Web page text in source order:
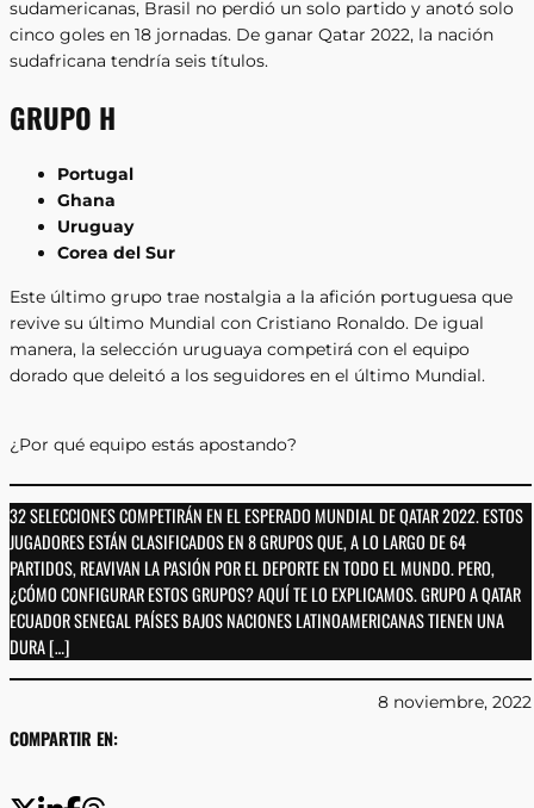
sudamericanas, Brasil no perdió un solo partido y anotó solo
cinco goles en 18 jornadas. De ganar Qatar 2022, la nación
sudafricana tendría seis títulos.
GRUPO H
Portugal
Ghana
Uruguay
Corea del Sur
Este último grupo trae nostalgia a la afición portuguesa que
revive su último Mundial con Cristiano Ronaldo. De igual
manera, la selección uruguaya competirá con el equipo
dorado que deleitó a los seguidores en el último Mundial.
¿Por qué equipo estás apostando?
32 SELECCIONES COMPETIRÁN EN EL ESPERADO MUNDIAL DE QATAR 2022. ESTOS
JUGADORES ESTÁN CLASIFICADOS EN 8 GRUPOS QUE, A LO LARGO DE 64
PARTIDOS, REAVIVAN LA PASIÓN POR EL DEPORTE EN TODO EL MUNDO. PERO,
¿CÓMO CONFIGURAR ESTOS GRUPOS? AQUÍ TE LO EXPLICAMOS. GRUPO A QATAR
ECUADOR SENEGAL PAÍSES BAJOS NACIONES LATINOAMERICANAS TIENEN UNA
DURA […]
COMPARTIR EN:
8 noviembre, 2022